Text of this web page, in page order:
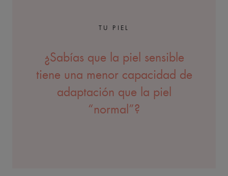
TU PIEL
¿Sabías que la piel sensible
tiene una menor capacidad de
adaptación que la piel
“normal”?